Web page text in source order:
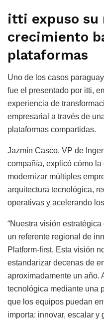
itti expuso su
crecimiento
plataformas
Uno de los casos
fue el presentado por itti,
experiencia de
empresarial a través de
plataformas compartidas.
Jazmín Casco, VP de
compañía, explicó cómo
modernizar múltiples
arquitectura tecnológica,
operativas y acelerando
“Nuestra visión
un referente regional de
Platform-first. Esta visión
estandarizar decenas de
aproximadamente un año.
tecnológica mediante una
que los equipos puedan
importa: innovar, escalar y